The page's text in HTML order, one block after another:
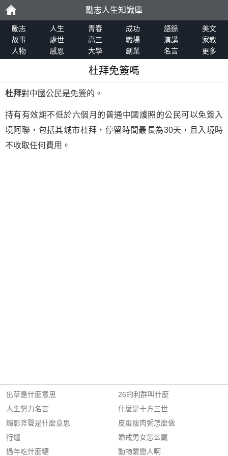
勵
志
勵志人生知識庫
勵志 人生 青春 成功 語錄
美文
故事
處世 高三 職場 演講
家教
人物
感恩 大學 創業 名言 更多
杜拜免簽嗎
杜拜對中國公民是免簽的。
持有有效期不低於六個月的普通中國護照的公民可以免簽入
境阿聯，包括其城市杜拜，停留時間最長為30天，且入境時
不收取任何費用。
出草是什麼意思
人生努力名言
燭影斧聲是什麼意思
行爐
過年吃什麼糖
26的利群叫什麼
什麼是十方三世
皮蛋瘦肉粥怎麼做
婚戒男女怎么戴
動物繫戀人啊